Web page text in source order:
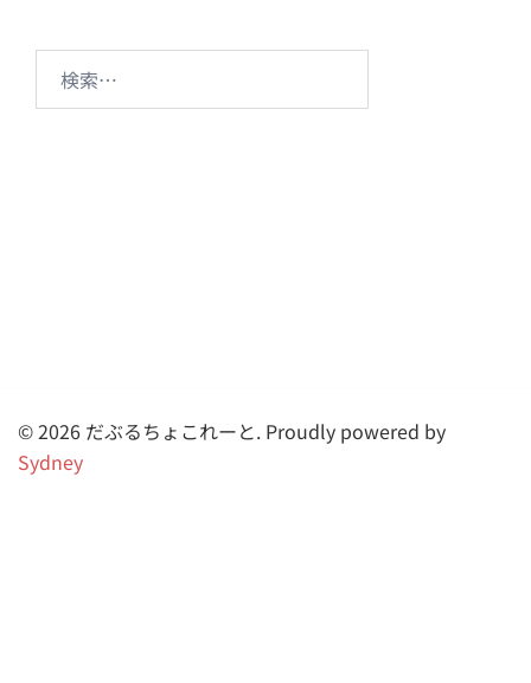
© 2026 だぶるちょこれーと. Proudly powered by
Sydney